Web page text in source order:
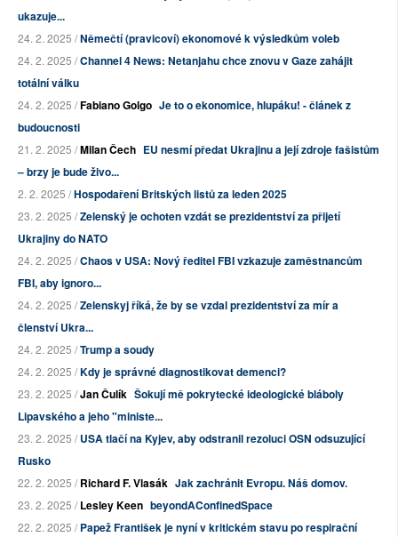
ukazuje...
24. 2. 2025 /Němečtí (pravicoví) ekonomové k výsledkům voleb
24. 2. 2025 /Channel 4 News: Netanjahu chce znovu v Gaze zahájit
totální válku
24. 2. 2025 /Fabiano Golgo Je to o ekonomice, hlupáku! - článek z
budoucnosti
21. 2. 2025 /Milan Čech EU nesmí předat Ukrajinu a její zdroje fašistům
– brzy je bude živo...
2. 2. 2025 /Hospodaření Britských listů za leden 2025
23. 2. 2025 /Zelenský je ochoten vzdát se prezidentství za přijetí
Ukrajiny do NATO
24. 2. 2025 /Chaos v USA: Nový ředitel FBI vzkazuje zaměstnancům
FBI, aby ignoro...
24. 2. 2025 /Zelenskyj říká, že by se vzdal prezidentství za mír a
členství Ukra...
24. 2. 2025 /Trump a soudy
24. 2. 2025 /Kdy je správné diagnostikovat demenci?
23. 2. 2025 /Jan Čulík Šokují mě pokrytecké ideologické bláboly
Lipavského a jeho "ministe...
23. 2. 2025 /USA tlačí na Kyjev, aby odstranil rezoluci OSN odsuzující
Rusko
22. 2. 2025 /Richard F. Vlasák Jak zachránit Evropu. Náš domov.
23. 2. 2025 /Lesley Keen beyondAConfinedSpace
22. 2. 2025 /Papež František je nyní v kritickém stavu po respirační